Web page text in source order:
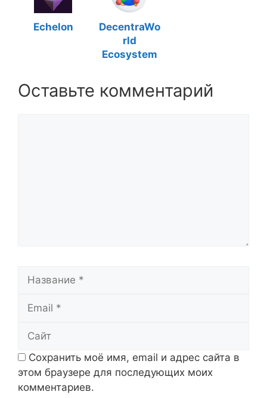
Echelon
DecentraWo
rld
Ecosystem
Оставьте комментарий
Сохранить моё имя, email и адрес сайта в
этом браузере для последующих моих
комментариев.